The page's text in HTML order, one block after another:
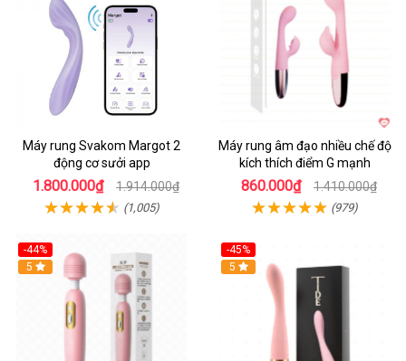
Máy rung Svakom Margot 2
động cơ sưởi app
1.800.000₫ 1.914.000₫
(1,005)
Máy rung âm đạo nhiều chế độ
kích thích điểm G mạnh
860.000₫ 1.410.000₫
(979)
-44%
Hot
5
-45%
Hot
5